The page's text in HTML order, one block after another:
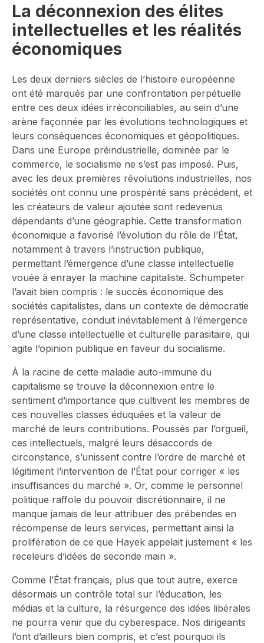
La déconnexion des élites
intellectuelles et les réalités
économiques
Les deux derniers siècles de l’histoire européenne
ont été marqués par une confrontation perpétuelle
entre ces deux idées irréconciliables, au sein d’une
arène façonnée par les évolutions technologiques et
leurs conséquences économiques et géopolitiques.
Dans une Europe préindustrielle, dominée par le
commerce, le socialisme ne s’est pas imposé. Puis,
avec les deux premières révolutions industrielles, nos
sociétés ont connu une prospérité sans précédent, et
les créateurs de valeur ajoutée sont redevenus
dépendants d’une géographie. Cette transformation
économique a favorisé l’évolution du rôle de l’État,
notamment à travers l’instruction publique,
permettant l’émergence d’une classe intellectuelle
vouée à enrayer la machine capitaliste. Schumpeter
l’avait bien compris : le succès économique des
sociétés capitalistes, dans un contexte de démocratie
représentative, conduit inévitablement à l’émergence
d’une classe intellectuelle et culturelle parasitaire, qui
agite l’opinion publique en faveur du socialisme.
À la racine de cette maladie auto-immune du
capitalisme se trouve la déconnexion entre le
sentiment d’importance que cultivent les membres de
ces nouvelles classes éduquées et la valeur de
marché de leurs contributions. Poussés par l’orgueil,
ces intellectuels, malgré leurs désaccords de
circonstance, s’unissent contre l’ordre de marché et
légitiment l’intervention de l’État pour corriger « les
insuffisances du marché ». Or, comme le personnel
politique raffole du pouvoir discrétionnaire, il ne
manque jamais de leur attribuer des prébendes en
récompense de leurs services, permettant ainsi la
prolifération de ce que Hayek appelait justement « les
receleurs d’idées de seconde main ».
Comme l’État français, plus que tout autre, exerce
désormais un contrôle total sur l’éducation, les
médias et la culture, la résurgence des idées libérales
ne pourra venir que du cyberespace. Nos dirigeants
l’ont d’ailleurs bien compris, et c’est pourquoi ils